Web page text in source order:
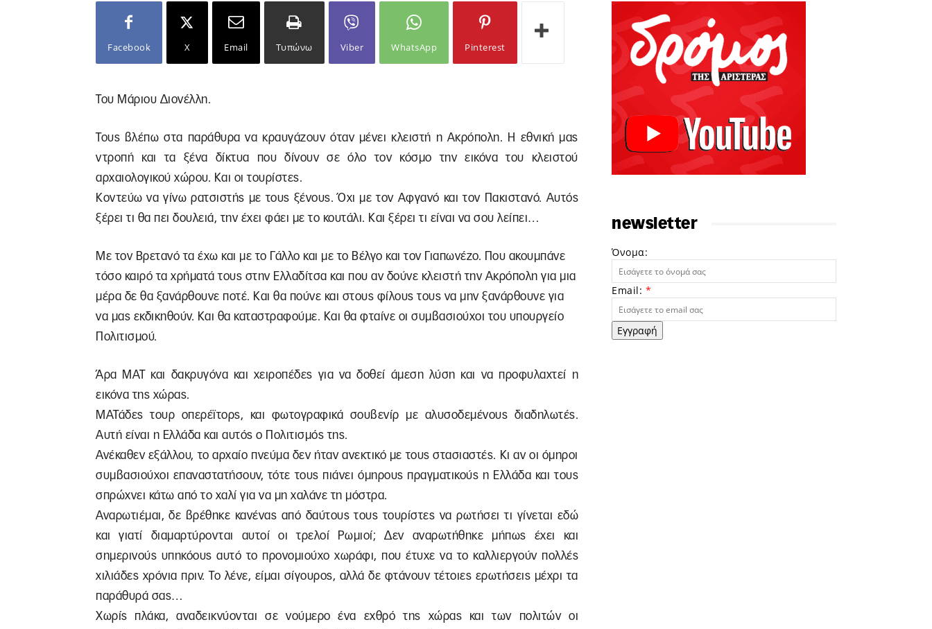
Facebook X Email Τυπώνω Viber WhatsApp Pinterest
Του Μάριου Διονέλλη.
Τους βλέπω στα παράθυρα να κραυγάζουν όταν μένει κλειστή η Ακρόπολη. Η εθνική μας
ντροπή και τα ξένα δίκτυα που δίνουν σε όλο τον κόσμο την εικόνα του κλειστού
αρχαιολογικού χώρου. Και οι τουρίστες.
Κοντεύω να γίνω ρατσιστής με τους ξένους. Όχι με τον Αφγανό και τον Πακιστανό. Αυτός
ξέρει τι θα πει δουλειά, την έχει φάει με το κουτάλι. Και ξέρει τι είναι να σου λείπει…
Με τον Βρετανό τα έχω και με το Γάλλο και με το Βέλγο και τον Γιαπωνέζο. Που ακουμπάνε
τόσο καιρό τα χρήματά τους στην Ελλαδίτσα και που αν δούνε κλειστή την Ακρόπολη για μια
μέρα δε θα ξανάρθουνε ποτέ. Και θα πούνε και στους φίλους τους να μην ξανάρθουνε για
να μας εκδικηθούν. Και θα καταστραφούμε. Και θα φταίνε οι συμβασιούχοι του υπουργείο
Πολιτισμού.
Άρα ΜΑΤ και δακρυγόνα και χειροπέδες για να δοθεί άμεση λύση και να προφυλαχτεί η
εικόνα της χώρας.
ΜΑΤάδες τουρ οπερέϊτορς, και φωτογραφικά σουβενίρ με αλυσοδεμένους διαδηλωτές.
Αυτή είναι η Ελλάδα και αυτός ο Πολιτισμός της.
Ανέκαθεν εξάλλου, το αρχαίο πνεύμα δεν ήταν ανεκτικό με τους στασιαστές. Κι αν οι όμηροι
συμβασιούχοι επαναστατήσουν, τότε τους πιάνει όμηρους πραγματικούς η Ελλάδα και τους
σπρώχνει κάτω από το χαλί για να μη χαλάνε τη μόστρα.
Αναρωτιέμαι, δε βρέθηκε κανένας από δαύτους τους τουρίστες να ρωτήσει τι γίνεται εδώ
και γιατί διαμαρτύρονται αυτοί οι τρελοί Ρωμιοί; Δεν αναρωτήθηκε μήπως έχει και
σημερινούς υπηκόους αυτό το προνομιούχο χωράφι, που έτυχε να το καλλιεργούν πολλές
χιλιάδες χρόνια πριν. Το λένε, είμαι σίγουρος, αλλά δε φτάνουν τέτοιες ερωτήσεις μέχρι τα
παράθυρά σας…
Χωρίς πλάκα, αναδεικνύονται σε νούμερο ένα εχθρό της χώρας και των πολιτών οι
newsletter
Όνομα:
Email: *
Εγγραφή